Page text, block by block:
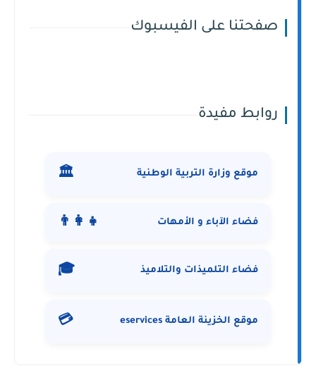
صفحتنا على الفيسبوك
روابط مفيدة
موقع وزارة التربية الوطنية 🏛️
فضاء الآباء و الأمهات 👨‍👩‍👧
فضاء التلميذات والتلاميذ 🎓
موقع الخزينة العامة eservices 💳